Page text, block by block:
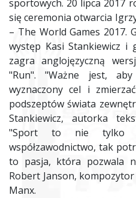
sportowych. 20 lipca 2017
się ceremonia otwarcia
– The World Games 2017.
występ Kasi Stankiewicz i
zagra anglojęzyczną
"Run". "Ważne jest, aby
wyznaczony cel i
podszeptów świata
Stankiewicz, autorka
"Sport to nie tylko
współzawodnictwo, tak
to pasja, która pozwala
Robert Janson,
Manx.